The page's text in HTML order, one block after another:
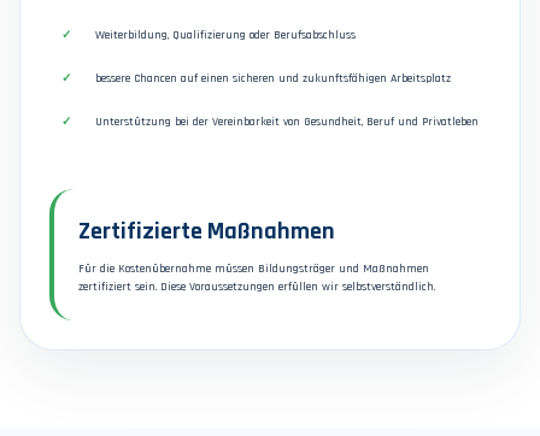
Weiterbildung, Qualifizierung oder Berufsabschluss
bessere Chancen auf einen sicheren und zukunftsfähigen Arbeitsplatz
Unterstützung bei der Vereinbarkeit von Gesundheit, Beruf und Privatleben
Zertifizierte Maßnahmen
Für die Kostenübernahme müssen Bildungsträger und Maßnahmen
zertifiziert sein. Diese Voraussetzungen erfüllen wir selbstverständlich.